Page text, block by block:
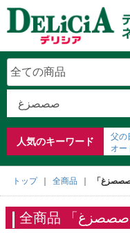
人気のキーワード 父の
オー
お寿
トップ 全商品